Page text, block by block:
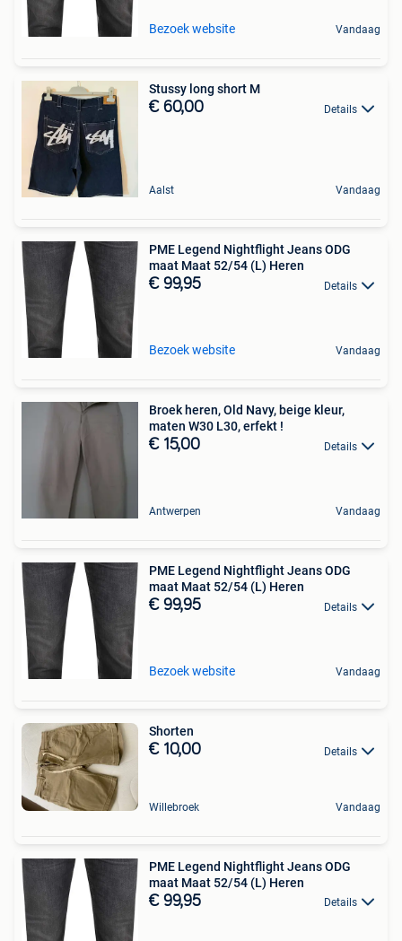
Bezoek website Vandaag
Stussy long short M
€ 60,00 Details
Aalst Vandaag
PME Legend Nightflight Jeans ODG
maat Maat 52/54 (L) Heren
€ 99,95 Details
Bezoek website Vandaag
Broek heren, Old Navy, beige kleur,
maten W30 L30, erfekt !
€ 15,00 Details
Antwerpen Vandaag
PME Legend Nightflight Jeans ODG
maat Maat 52/54 (L) Heren
€ 99,95 Details
Bezoek website Vandaag
Shorten
€ 10,00 Details
Willebroek Vandaag
PME Legend Nightflight Jeans ODG
maat Maat 52/54 (L) Heren
€ 99,95 Details